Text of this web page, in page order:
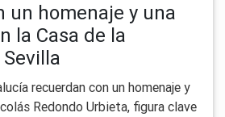
un homenaje y una
la Casa de la
recuerdan con un homenaje y
Redondo Urbieta, figura clave